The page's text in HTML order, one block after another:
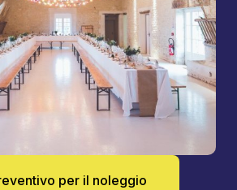
per il noleggio